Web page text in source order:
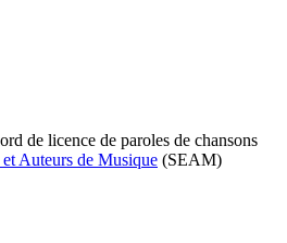
de licence de paroles de chansons
Auteurs de Musique (SEAM)